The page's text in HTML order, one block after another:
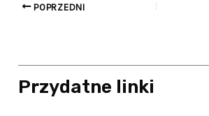
POPRZEDNI
Przydatne linki